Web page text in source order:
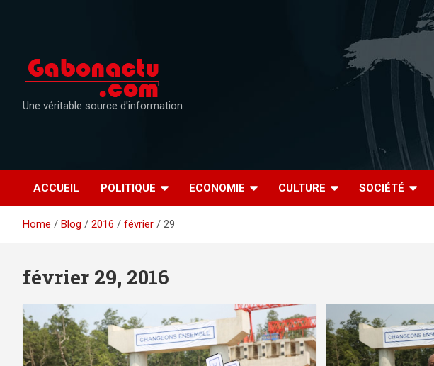
Une véritable source d'information
ACCUEIL POLITIQUE ECONOMIE CULTURE SOCIÉTÉ
Home Blog 2016 février 29
février 29, 2016